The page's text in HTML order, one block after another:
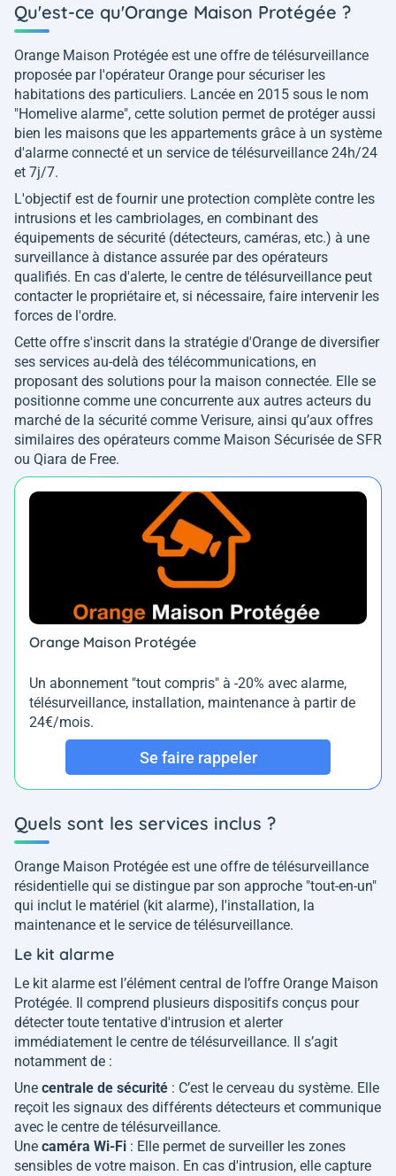
Qu'est-ce qu'Orange Maison Protégée ?
Orange Maison Protégée est une offre de télésurveillance
proposée par l'opérateur Orange pour sécuriser les
habitations des particuliers. Lancée en 2015 sous le nom
"Homelive alarme", cette solution permet de protéger aussi
bien les maisons que les appartements grâce à un système
d'alarme connecté et un service de télésurveillance 24h/24
et 7j/7.
L'objectif est de fournir une protection complète contre les
intrusions et les cambriolages, en combinant des
équipements de sécurité (détecteurs, caméras, etc.) à une
surveillance à distance assurée par des opérateurs
qualifiés. En cas d'alerte, le centre de télésurveillance peut
contacter le propriétaire et, si nécessaire, faire intervenir les
forces de l'ordre.
Cette offre s'inscrit dans la stratégie d'Orange de diversifier
ses services au-delà des télécommunications, en
proposant des solutions pour la maison connectée. Elle se
positionne comme une concurrente aux autres acteurs du
marché de la sécurité comme Verisure, ainsi qu’aux offres
similaires des opérateurs comme Maison Sécurisée de SFR
ou Qiara de Free.
Orange Maison Protégée
Un abonnement "tout compris" à -20% avec alarme,
télésurveillance, installation, maintenance à partir de
24€/mois.
Se faire rappeler
Quels sont les services inclus ?
Orange Maison Protégée est une offre de télésurveillance
résidentielle qui se distingue par son approche "tout-en-un"
qui inclut le matériel (kit alarme), l'installation, la
maintenance et le service de télésurveillance.
Le kit alarme
Le kit alarme est l’élément central de l’offre Orange Maison
Protégée. Il comprend plusieurs dispositifs conçus pour
détecter toute tentative d'intrusion et alerter
immédiatement le centre de télésurveillance. Il s’agit
notamment de :
Une centrale de sécurité : C’est le cerveau du système. Elle
reçoit les signaux des différents détecteurs et communique
avec le centre de télésurveillance.
Une caméra Wi-Fi : Elle permet de surveiller les zones
sensibles de votre maison. En cas d'intrusion, elle capture